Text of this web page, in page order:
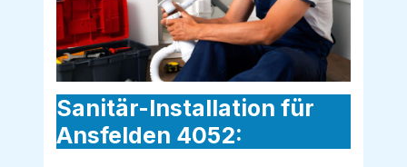
Sanitär-Installation für
Ansfelden 4052: